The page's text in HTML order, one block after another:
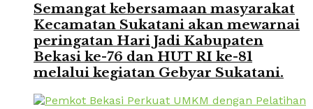
Semangat kebersamaan masyarakat
Kecamatan Sukatani akan mewarnai
peringatan Hari Jadi Kabupaten
Bekasi ke-76 dan HUT RI ke-81
melalui kegiatan Gebyar Sukatani.